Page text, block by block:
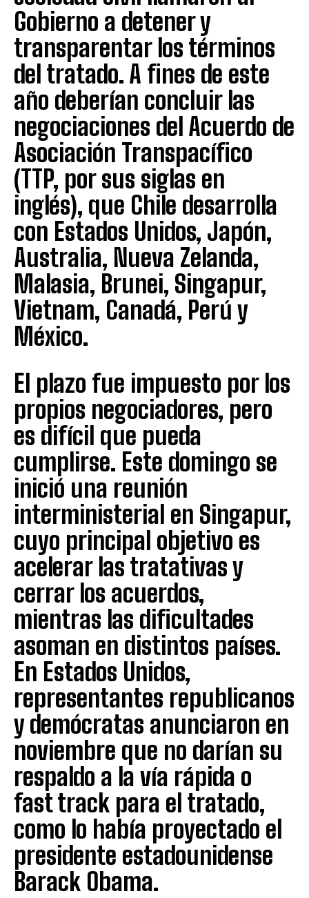
Gobierno a detener y
transparentar los términos
del tratado. A fines de este
año deberían concluir las
negociaciones del Acuerdo de
Asociación Transpacífico
(TTP, por sus siglas en
inglés), que Chile desarrolla
con Estados Unidos, Japón,
Australia, Nueva Zelanda,
Malasia, Brunei, Singapur,
Vietnam, Canadá, Perú y
México.
El plazo fue impuesto por los
propios negociadores, pero
es difícil que pueda
cumplirse. Este domingo se
inició una reunión
interministerial en Singapur,
cuyo principal objetivo es
acelerar las tratativas y
cerrar los acuerdos,
mientras las dificultades
asoman en distintos países.
En Estados Unidos,
representantes republicanos
y demócratas anunciaron en
noviembre que no darían su
respaldo a la vía rápida o
fast track para el tratado,
como lo había proyectado el
presidente estadounidense
Barack Obama.